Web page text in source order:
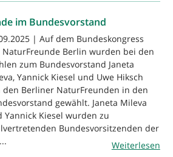
im Bundesvorstand
| Auf dem Bundeskongress
NaturFreunde Berlin wurden bei den
zum Bundesvorstand Janeta
Yannick Kiesel und Uwe Hiksch
den Berliner NaturFreunden in den
gewählt. Janeta Mileva
Yannick Kiesel wurden zu
Bundesvorsitzenden der
Weiterlesen